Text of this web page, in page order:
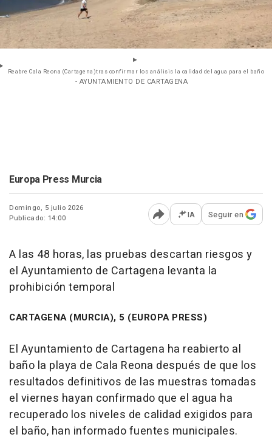
Reabre Cala Reona (Cartagena)tras confirmar los análisis la calidad del agua para el baño
- AYUNTAMIENTO DE CARTAGENA
Europa Press Murcia
Domingo, 5 julio 2026
Publicado: 14:00
Abrir opciones para
IA Seguir en
A las 48 horas, las pruebas descartan riesgos y
el Ayuntamiento de Cartagena levanta la
prohibición temporal
CARTAGENA (MURCIA), 5 (EUROPA PRESS)
El Ayuntamiento de Cartagena ha reabierto al
baño la playa de Cala Reona después de que los
resultados definitivos de las muestras tomadas
el viernes hayan confirmado que el agua ha
recuperado los niveles de calidad exigidos para
el baño, han informado fuentes municipales.